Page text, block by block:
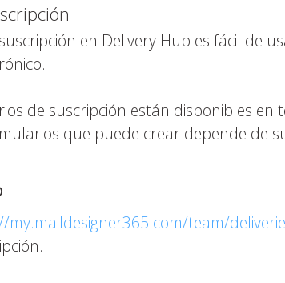
en Delivery Hub es fácil de
de suscripción están disponibles en
que puede crear depende de
my.maildesigner365.com/team/